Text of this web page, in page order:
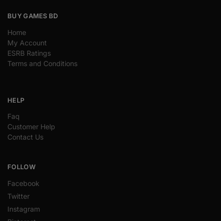
BUY GAMES BD
Home
My Account
ESRB Ratings
Terms and Conditions
HELP
Faq
Customer Help
Contact Us
FOLLOW
Facebook
Twitter
Instagram